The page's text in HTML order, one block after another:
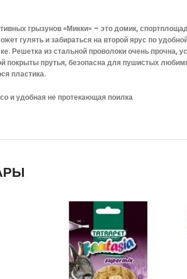
грызунов «Микки» – это домик,
гулять и забираться на второй ярус по
Решетка из стальной проволоки очень прочна,
покрыты прутья, безопасна для пушистых
пластика.
и удобная не протекающая поилка